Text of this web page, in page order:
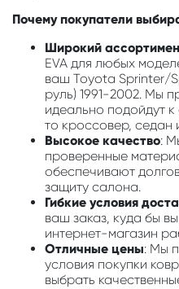
Почему покупатели
Широкий
EVA для любых
ваш Toyota Sprinter/
руль) 1991-2002. Мы
идеально подойдут
то кроссовер, седан
Высокое качество:
проверенные
обеспечивают
защиту салона.
Гибкие условия
ваш заказ, куда бы
интернет-магазин
Отличные цены: Мы
условия покупки
выбрать